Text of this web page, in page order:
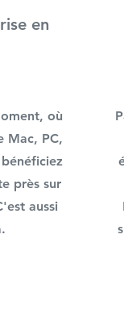
en
où
Mac, PC,
près sur
aussi